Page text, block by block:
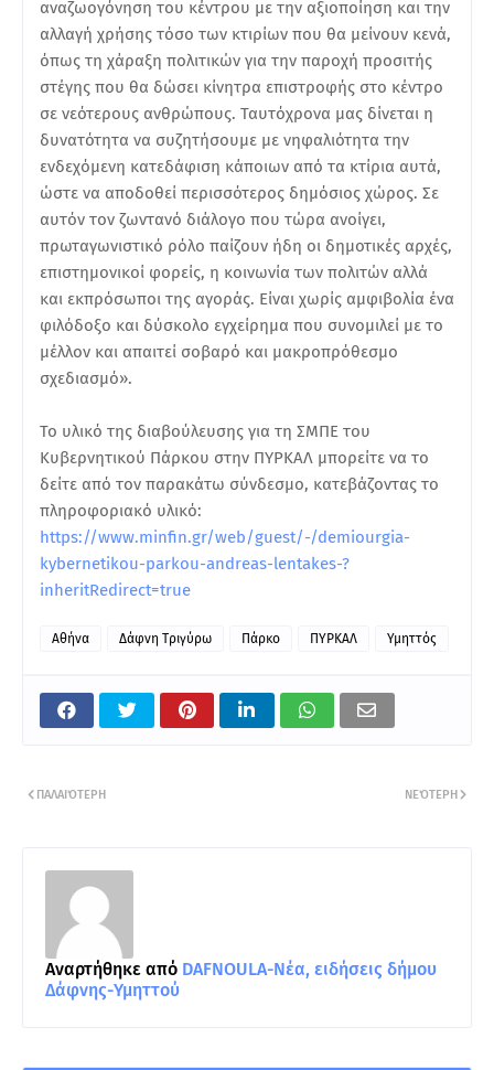
αναζωογόνηση του κέντρου με την αξιοποίηση και την
αλλαγή χρήσης τόσο των κτιρίων που θα μείνουν κενά,
όπως τη χάραξη πολιτικών για την παροχή προσιτής
στέγης που θα δώσει κίνητρα επιστροφής στο κέντρο
σε νεότερους ανθρώπους. Ταυτόχρονα μας δίνεται η
δυνατότητα να συζητήσουμε με νηφαλιότητα την
ενδεχόμενη κατεδάφιση κάποιων από τα κτίρια αυτά,
ώστε να αποδοθεί περισσότερος δημόσιος χώρος. Σε
αυτόν τον ζωντανό διάλογο που τώρα ανοίγει,
πρωταγωνιστικό ρόλο παίζουν ήδη οι δημοτικές αρχές,
επιστημονικοί φορείς, η κοινωνία των πολιτών αλλά
και εκπρόσωποι της αγοράς. Είναι χωρίς αμφιβολία ένα
φιλόδοξο και δύσκολο εγχείρημα που συνομιλεί με το
μέλλον και απαιτεί σοβαρό και μακροπρόθεσμο
σχεδιασμό».
Το υλικό της διαβούλευσης για τη ΣΜΠΕ του
Κυβερνητικού Πάρκου στην ΠΥΡΚΑΛ μπορείτε να το
δείτε από τον παρακάτω σύνδεσμο, κατεβάζοντας το
πληροφοριακό υλικό:
https://www.minfin.gr/web/guest/-/demiourgia-
kybernetikou-parkou-andreas-lentakes-?
inheritRedirect=true
Αθήνα Δάφνη Τριγύρω Πάρκο ΠΥΡΚΑΛ Υμηττός
ΝΕΌΤΕΡΗ
ΠΑΛΑΙΌΤΕΡΗ
Αναρτήθηκε από DAFNOULA-Νέα, ειδήσεις δήμου
Δάφνης-Υμηττού